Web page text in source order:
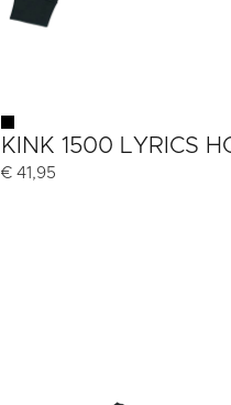
KINK 1500 LYRICS
€ 41,95